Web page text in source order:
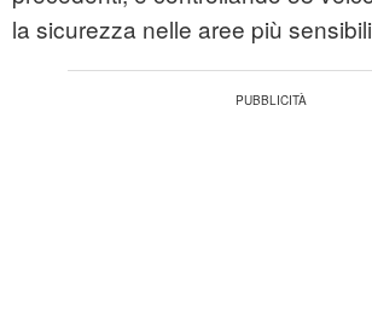
la sicurezza nelle aree più